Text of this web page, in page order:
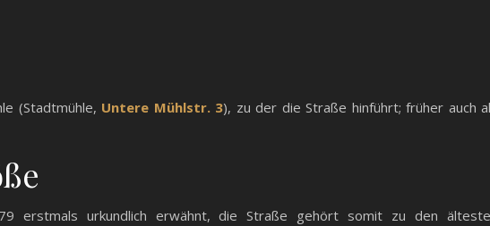
(Stadtmühle, Untere Mühlstr. 3), zu der die Straße hinführt; früher auch
erstmals urkundlich erwähnt, die Straße gehört somit zu den